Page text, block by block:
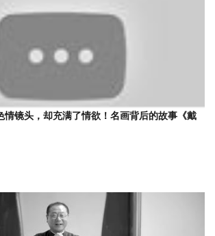
情镜头，却充满了情欲！名画背后的故事《戴